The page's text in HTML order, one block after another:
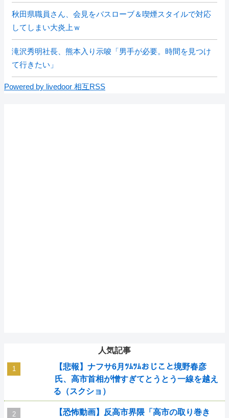
秋田県職員さん、会見をバスローブ＆喫煙スタイルで対応
してしまい大炎上ｗ
滝沢秀明社長、熊本入り示唆「男手が必要。時間を見つけ
て行きたい」
Powered by livedoor 相互RSS
人気記事
【悲報】ナフサ6月ﾂﾑﾂﾑおじこと境野春彦
氏、高市首相が憎すぎてとうとう一線を越え
る（スクショ）
【恐怖動画】反高市界隈「高市の取り巻き